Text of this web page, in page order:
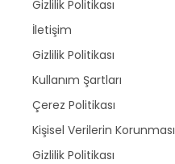
Gizlilik Politikası
İletişim
Gizlilik Politikası
Kullanım Şartları
Çerez Politikası
Kişisel Verilerin Korunması
Gizlilik Politikası